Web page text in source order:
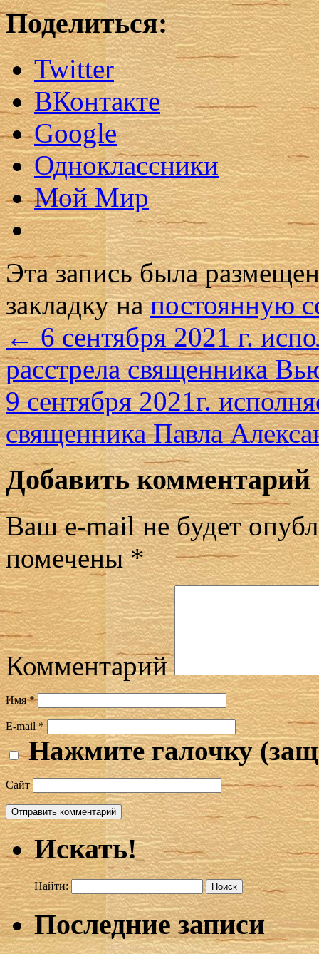
Поделиться:
Twitter
ВКонтакте
Google
Одноклассники
Мой Мир
Эта запись была
закладку напостоянную
←6 сентября 2021 г.
расстрела священника
9 сентября 2021г.
священника Павла
Добавить комментарий
Ваш e-mail не будет
помечены*
Комментарий
Имя*
E-mail*
Нажмите галочку
Сайт
Искать!
Найти:
Последние записи